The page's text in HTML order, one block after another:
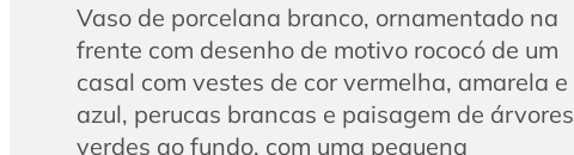
Vaso de porcelana branco, ornamentado na
frente com desenho de motivo rococó de um
casal com vestes de cor vermelha, amarela e
azul, perucas brancas e paisagem de árvores
verdes ao fundo, com uma pequena